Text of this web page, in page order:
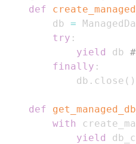
def
    db
=
try :
yield
db
finally :
        db
. close ( )
def
with
yield